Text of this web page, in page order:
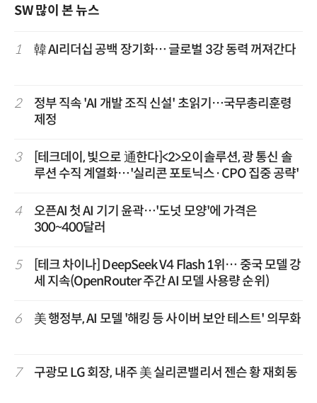
SW 많이 본 뉴스
1 韓 AI리더십 공백 장기화… 글로벌 3강 동력 꺼져간다
2
정부 직속 'AI 개발 조직 신설' 초읽기…국무총리훈령
제정
3
[테크데이, 빛으로 通한다]<2>오이솔루션, 광 통신 솔
루션 수직 계열화…'실리콘 포토닉스·CPO 집중 공략'
4
오픈AI 첫 AI 기기 윤곽…'도넛 모양'에 가격은
300~400달러
5
[테크 차이나] DeepSeek V4 Flash 1위… 중국 모델 강
세 지속(OpenRouter 주간 AI 모델 사용량 순위)
6 美 행정부, AI 모델 '해킹 등 사이버 보안 테스트' 의무화
7 구광모 LG 회장, 내주 美 실리콘밸리서 젠슨 황 재회동